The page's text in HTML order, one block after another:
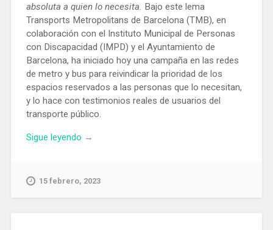
absoluta a quien lo necesita. Bajo este lema
Transports Metropolitans de Barcelona (TMB), en
colaboración con el Instituto Municipal de Personas
con Discapacidad (IMPD) y el Ayuntamiento de
Barcelona, ha iniciado hoy una campaña en las redes
de metro y bus para reivindicar la prioridad de los
espacios reservados a las personas que lo necesitan,
y lo hace con testimonios reales de usuarios del
transporte público.
Sigue leyendo «Campaña
los
→
15 febrero, 2023